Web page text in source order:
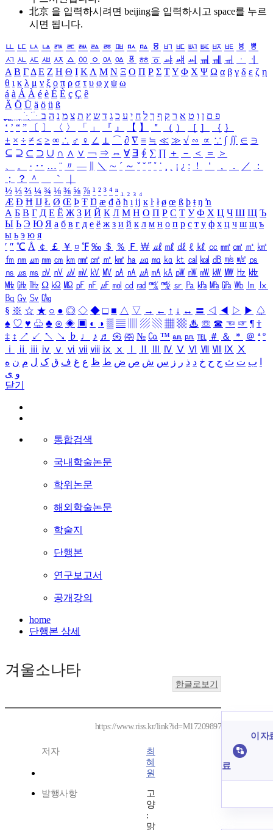
北京 을 입력하시려면 beijing을 입력하시고 space를 누르
시면 됩니다.
ㅥ ㅦ ㅧ ㅨ ㅩ ㅪ ㅫ ㅬ ㅭ ㅮ ㅯ ㅰ ㅱ ㅲ ㅳ ㅴ ㅵ ㅶ ㅷ ㅸ
ㅹ
ㅺ ㅻ ㅼ ㅽ ㅾ ㅿ ㆀ ㆁ ㆂ ㆃ ㆄ ㆅ ㆆ ㆇ ㆈ ㆉ ㆊ ㆋ ㆌ ㆍ
ㆎ
Α Β ΓΔ Ε Ζ Η Θ Ι ΚΛ Μ Ν Ξ Ο Π Ρ Σ ΤΥ Φ Χ Ψ Ω α β γ δ ε ζ η
θ ι κ λ μ ν ξ ο π ρ σ τ υ φ χ ψ ω
á à Á À é è É È ç Ç ê
Ä Ö Ü ä ö ü ß
ִֶֹ ֻּ ׁׂ פ ם ן ו ט א ר ק ף ך ל ח י ע כ ג ד ש ץ ת צ מ נ ה ב
‘ ’ “ ” 〔 〕 〈 〉 「 」 『 』 【 】 ＂ （ ） ［ ］ ｛ ｝
± × ÷ ≠ ≤ ≥ ∞ ∴ ♂ ♀ ∠ ⊥ ⌒ ∂ ∇ ≡ ≒ ≪ ≫ √ ∽ ∝ ∵ ∫ ∬ ∈ ∋
⊆ ⊇ ⊂ ⊃ ∪ ∩ ∧ ∨ ￢ ⇒ ⇔ ∀ ∃ ∮ ∑ ∏ ＋ － ＜ ＝
＞
、
。 · ‥ … ¨ 〃 ― ＼ ∼ ´ ～ ˇ ˘ ˝ ˚ ˙ ¸ ¡ ¿ ː ！ ＇ ， ． ／
：
；
？ ＾ ｀
½ ⅓ ⅔ ¼ ¾ ⅛ ⅜ ⅝ ⅞ ¹ ² ³ ⁴ ⁿ ₁ ₂ ₃ ₄
Æ Ð Ħ Ĳ Ł Ø Œ Þ Ŧ Ŋ æ đ ð ħ ı ĳ ĸ ŀ ł ø œ ß þ ŧ ŋ ŉ
А Б В Г Д Е Ё Ж З И Й К Л М Н О П Р С Т У Ф Х Ц Ч Ш Щ Ъ
Ы Ь Э Ю Я а б в г д е ё ж з и й к л м н о п р с т у ф х ц ч ш щ ъ
ы ь э ю я
′ ″ ℃ Å ￠ ￡ ￥ ¤ ℉ ‰ ＄ ％ Ｆ ￦ ㎕ ㎖ ㎗ ℓ ㎘ ㏄ ㎣ ㎤ ㎥ ㎦
㎙ ㎚ ㎛ ㎜ ㎝ ㎞ ㎟ ㎠ ㎡ ㎢ ㏊ ㎍ ㎎ ㎏ ㏏ ㎈ ㎉ ㏈ ㎧ ㎨ ㎰
㎱ ㎲ ㎳ ㎴ ㎵ ㎶ ㎷ ㎸ ㎹ ㎀ ㎁ ㎂ ㎃ ㎄ ㎺ ㎻ ㎽ ㎾ ㎿ ㎐ ㎑
㎒ ㎓ ㎔ Ω ㏀ ㏁ ㎊ ㎋ ㎌ ㏖ ㏅ ㎭ ㎮ ㎯ ㏛ ㎩ ㎪ ㎫ ㎬ ㏝ ㏐
㏓
㏃ ㏉ ㏜ ㏆
§ ※ ☆ ★ ○ ● ◎ ◇ ◆ □ ■ △ ▽ → ← ↑ ↓ ↔ 〓 ◁ ◀ ▷ ▶ ♤
♠ ♡ ♥ ♧ ♣ ⊙ ◈ ▣ ◐ ◑ ▒ ▤ ▨ ▧ ▦ ▩ ♨ ☏ ☎ ☜ ☞ ¶ †
‡ ↕ ↗ ↙ ↖ ↘ ♭ ♩ ♪ ♬ ㉿ ㈜ № ㏇ ™ ㏂ ㏘ ℡ ＃ ＆ ＊ ＠ ª º
ⅰ
ⅱ ⅲ ⅳ ⅴ ⅵ ⅶ ⅷ ⅸ ⅹ Ⅳ Ⅴ Ⅵ Ⅶ Ⅷ Ⅸ Ⅹ
ب ت ث ج ح خ د ذ ر ز س ش ص ض ط ظ ع غ ف ق ک ل م ن ه
و ی
닫기
통합검색
국내학술논문
학위논문
해외학술논문
학술지
단행본
연구보고서
공개강의
home
단행본 상세
겨울소나타
한글로보기
https://www.riss.kr/link?id=M17209897
저자
최
혜
원
발행사항
고
양
:
맑
이 자
료